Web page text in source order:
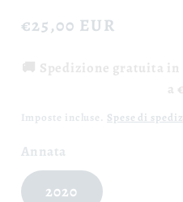
Prezzo
listino
€25,00 EUR
🚚 Spedizione gratuita
a
Imposte incluse. Spese di
Annata
2020